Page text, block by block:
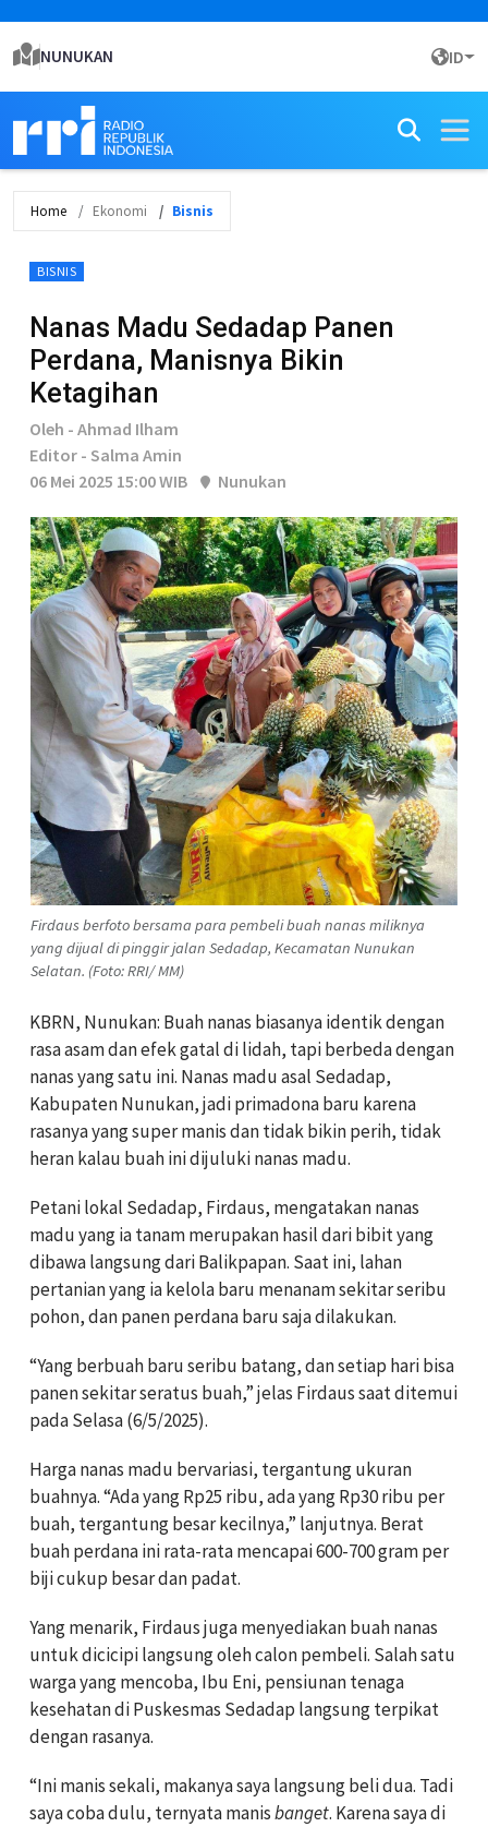
NUNUKAN ID
Home Ekonomi Bisnis
BISNIS
Nanas Madu Sedadap Panen
Perdana, Manisnya Bikin
Ketagihan
Oleh - Ahmad Ilham
Editor - Salma Amin
06 Mei 2025 15:00 WIB
Nunukan
Firdaus berfoto bersama para pembeli buah nanas miliknya
yang dijual di pinggir jalan Sedadap, Kecamatan Nunukan
Selatan. (Foto: RRI/ MM)
KBRN, Nunukan: Buah nanas biasanya identik dengan
rasa asam dan efek gatal di lidah, tapi berbeda dengan
nanas yang satu ini. Nanas madu asal Sedadap,
Kabupaten Nunukan, jadi primadona baru karena
rasanya yang super manis dan tidak bikin perih, tidak
heran kalau buah ini dijuluki nanas madu.
Petani lokal Sedadap, Firdaus, mengatakan nanas
madu yang ia tanam merupakan hasil dari bibit yang
dibawa langsung dari Balikpapan. Saat ini, lahan
pertanian yang ia kelola baru menanam sekitar seribu
pohon, dan panen perdana baru saja dilakukan.
“Yang berbuah baru seribu batang, dan setiap hari bisa
panen sekitar seratus buah,” jelas Firdaus saat ditemui
pada Selasa (6/5/2025).
Harga nanas madu bervariasi, tergantung ukuran
buahnya. “Ada yang Rp25 ribu, ada yang Rp30 ribu per
buah, tergantung besar kecilnya,” lanjutnya. Berat
buah perdana ini rata-rata mencapai 600-700 gram per
biji cukup besar dan padat.
Yang menarik, Firdaus juga menyediakan buah nanas
untuk dicicipi langsung oleh calon pembeli. Salah satu
warga yang mencoba, Ibu Eni, pensiunan tenaga
kesehatan di Puskesmas Sedadap langsung terpikat
dengan rasanya.
“Ini manis sekali, makanya saya langsung beli dua. Tadi
saya coba dulu, ternyata manisbanget. Karena saya di